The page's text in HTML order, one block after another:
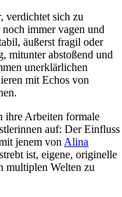
verdichtet sich zu
immer vagen und
äußerst fragil oder
mitunter abstoßend und
unerklärlichen
mit Echos von
ihre Arbeiten formale
auf: Der Einfluss
jenem von Alina
ist, eigene, originelle
multiplen Welten zu